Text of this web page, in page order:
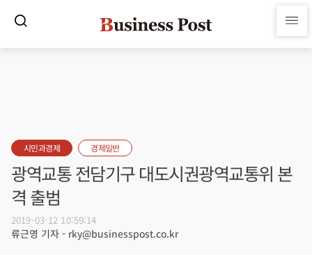
시민과경제 경제일반
광역교통 전담기구 대도시권광역교통위 본
격 출범
2019-03-12 10:59:14
류근영 기자 - rky@businesspost.co.kr